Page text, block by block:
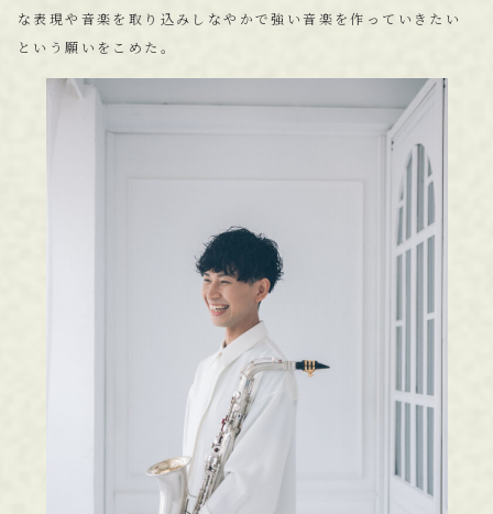
な表現や音楽を取り込みしなやかで強い音楽を作っていきたい
という願いをこめた。